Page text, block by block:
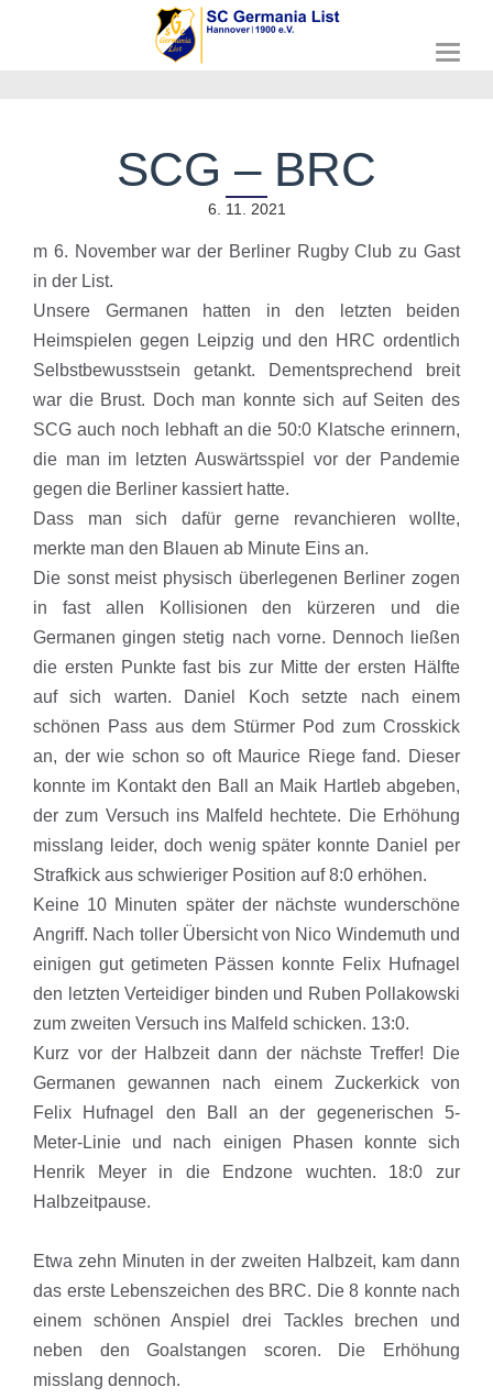
T
i
t
i
o
SCG – BRC
6. 11. 2021
m 6. November war der Berliner Rugby Club zu Gast
in der List.
Unsere Germanen hatten in den letzten beiden
Heimspielen gegen Leipzig und den HRC ordentlich
Selbstbewusstsein getankt. Dementsprechend breit
war die Brust. Doch man konnte sich auf Seiten des
SCG auch noch lebhaft an die 50:0 Klatsche erinnern,
die man im letzten Auswärtsspiel vor der Pandemie
gegen die Berliner kassiert hatte.
Dass man sich dafür gerne revanchieren wollte,
merkte man den Blauen ab Minute Eins an.
Die sonst meist physisch überlegenen Berliner zogen
in fast allen Kollisionen den kürzeren und die
Germanen gingen stetig nach vorne. Dennoch ließen
die ersten Punkte fast bis zur Mitte der ersten Hälfte
auf sich warten. Daniel Koch setzte nach einem
schönen Pass aus dem Stürmer Pod zum Crosskick
an, der wie schon so oft Maurice Riege fand. Dieser
konnte im Kontakt den Ball an Maik Hartleb abgeben,
der zum Versuch ins Malfeld hechtete. Die Erhöhung
misslang leider, doch wenig später konnte Daniel per
Strafkick aus schwieriger Position auf 8:0 erhöhen.
Keine 10 Minuten später der nächste wunderschöne
Angriff. Nach toller Übersicht von Nico Windemuth und
einigen gut getimeten Pässen konnte Felix Hufnagel
den letzten Verteidiger binden und Ruben Pollakowski
zum zweiten Versuch ins Malfeld schicken. 13:0.
Kurz vor der Halbzeit dann der nächste Treffer! Die
Germanen gewannen nach einem Zuckerkick von
Felix Hufnagel den Ball an der gegenerischen 5-
Meter-Linie und nach einigen Phasen konnte sich
Henrik Meyer in die Endzone wuchten. 18:0 zur
Halbzeitpause.
Etwa zehn Minuten in der zweiten Halbzeit, kam dann
das erste Lebenszeichen des BRC. Die 8 konnte nach
einem schönen Anspiel drei Tackles brechen und
neben den Goalstangen scoren. Die Erhöhung
misslang dennoch.